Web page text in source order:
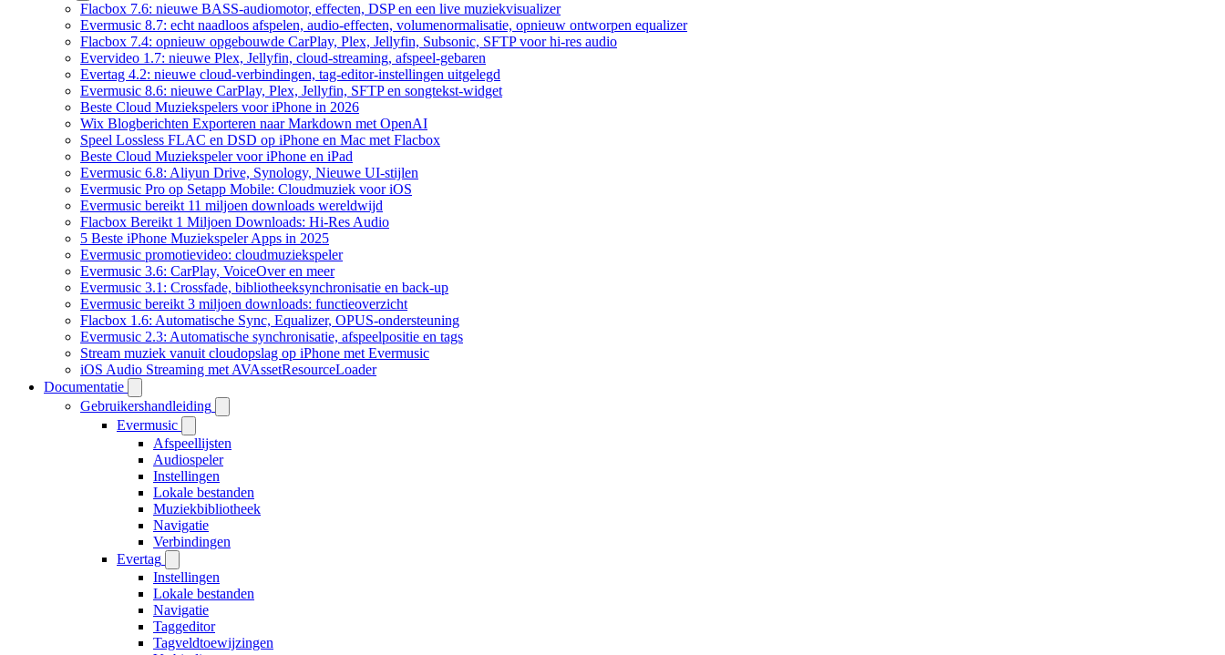
Flacbox 7.6: nieuwe BASS-audiomotor, effecten, DSP en een live muziekvisualizer
Evermusic 8.7: echt naadloos afspelen, audio-effecten, volumenormalisatie, opnieuw ontworpen equalizer
Flacbox 7.4: opnieuw opgebouwde CarPlay, Plex, Jellyfin, Subsonic, SFTP voor hi-res audio
Evervideo 1.7: nieuwe Plex, Jellyfin, cloud-streaming, afspeel-gebaren
Evertag 4.2: nieuwe cloud-verbindingen, tag-editor-instellingen uitgelegd
Evermusic 8.6: nieuwe CarPlay, Plex, Jellyfin, SFTP en songtekst-widget
Beste Cloud Muziekspelers voor iPhone in 2026
Wix Blogberichten Exporteren naar Markdown met OpenAI
Speel Lossless FLAC en DSD op iPhone en Mac met Flacbox
Beste Cloud Muziekspeler voor iPhone en iPad
Evermusic 6.8: Aliyun Drive, Synology, Nieuwe UI-stijlen
Evermusic Pro op Setapp Mobile: Cloudmuziek voor iOS
Evermusic bereikt 11 miljoen downloads wereldwijd
Flacbox Bereikt 1 Miljoen Downloads: Hi-Res Audio
5 Beste iPhone Muziekspeler Apps in 2025
Evermusic promotievideo: cloudmuziekspeler
Evermusic 3.6: CarPlay, VoiceOver en meer
Evermusic 3.1: Crossfade, bibliotheeksynchronisatie en back-up
Evermusic bereikt 3 miljoen downloads: functieoverzicht
Flacbox 1.6: Automatische Sync, Equalizer, OPUS-ondersteuning
Evermusic 2.3: Automatische synchronisatie, afspeelpositie en tags
Stream muziek vanuit cloudopslag op iPhone met Evermusic
iOS Audio Streaming met AVAssetResourceLoader
Documentatie
Gebruikershandleiding
Evermusic
Afspeellijsten
Audiospeler
Instellingen
Lokale bestanden
Muziekbibliotheek
Navigatie
Verbindingen
Evertag
Instellingen
Lokale bestanden
Navigatie
Taggeditor
Tagveldtoewijzingen